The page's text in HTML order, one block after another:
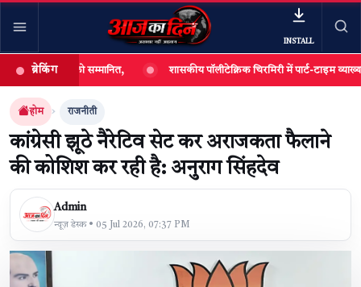
INSTALL
खबर खोजें
खोजें
ब्रेकिंग
को सम्मानित, शासकीय पॉलीटेक्निक चिरमिरी में पार्ट-टाइम व्याख्याताओं की
होम राजनीती
कांग्रेसी झूठे नैरेटिव सेट कर अराजकता फैलाने
की कोशिश कर रही है: अनुराग सिंहदेव
Admin
न्यूज़ डेस्क • 05 Jul 2026, 07:37 PM